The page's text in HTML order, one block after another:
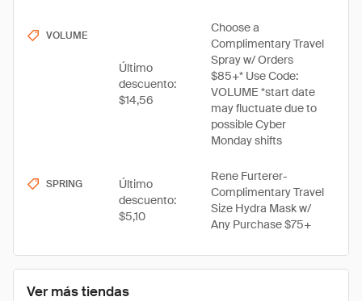
Ver más tiendas
VOLUME
Último
descuento:
$14,56
Choose a
Complimentary Travel
Spray w/ Orders
$85+* Use Code:
VOLUME *start date
may fluctuate due to
possible Cyber
Monday shifts
SPRING
Último
descuento:
$5,10
Rene Furterer-
Complimentary Travel
Size Hydra Mask w/
Any Purchase $75+